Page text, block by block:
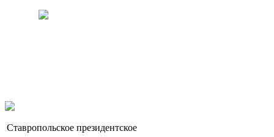
Ставропольское президентское